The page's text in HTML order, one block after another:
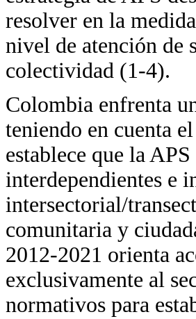
resolver en la
nivel de atención de
colectividad (1-4).
Colombia enfrenta
teniendo en cuenta
establece que la
interdependientes e
intersectorial/
comunitaria y
2012-2021 orienta
exclusivamente al
normativos para